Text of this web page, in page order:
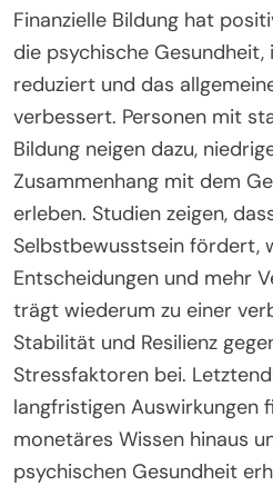
Finanzielle Bildung hat
die psychische Gesundheit,
reduziert und das
verbessert. Personen mit
Bildung neigen dazu,
Zusammenhang mit dem
erleben. Studien zeigen,
Selbstbewusstsein fördert,
Entscheidungen und mehr
trägt wiederum zu einer
Stabilität und Resilienz
Stressfaktoren bei.
langfristigen Auswirkungen
monetäres Wissen hinaus
psychischen Gesundheit